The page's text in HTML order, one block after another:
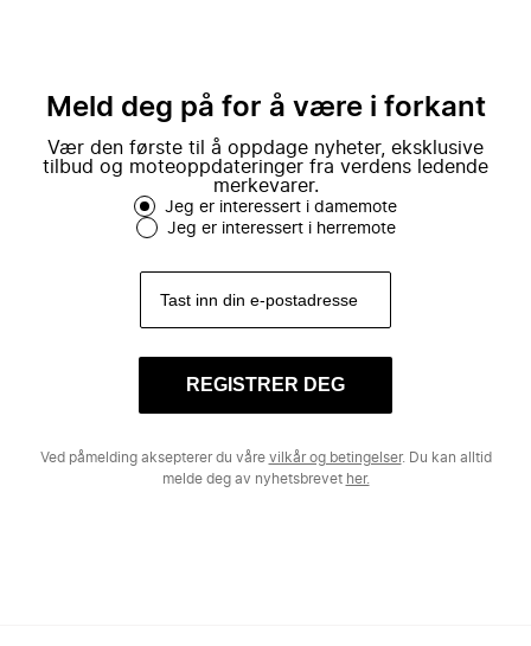
Meld deg på for å være i forkant
Vær den første til å oppdage nyheter, eksklusive
tilbud og moteoppdateringer fra verdens ledende
merkevarer.
Jeg er interessert i damemote
Jeg er interessert i herremote
REGISTRER DEG
Ved påmelding aksepterer du våre vilkår og betingelser. Du kan alltid
melde deg av nyhetsbrevet her.